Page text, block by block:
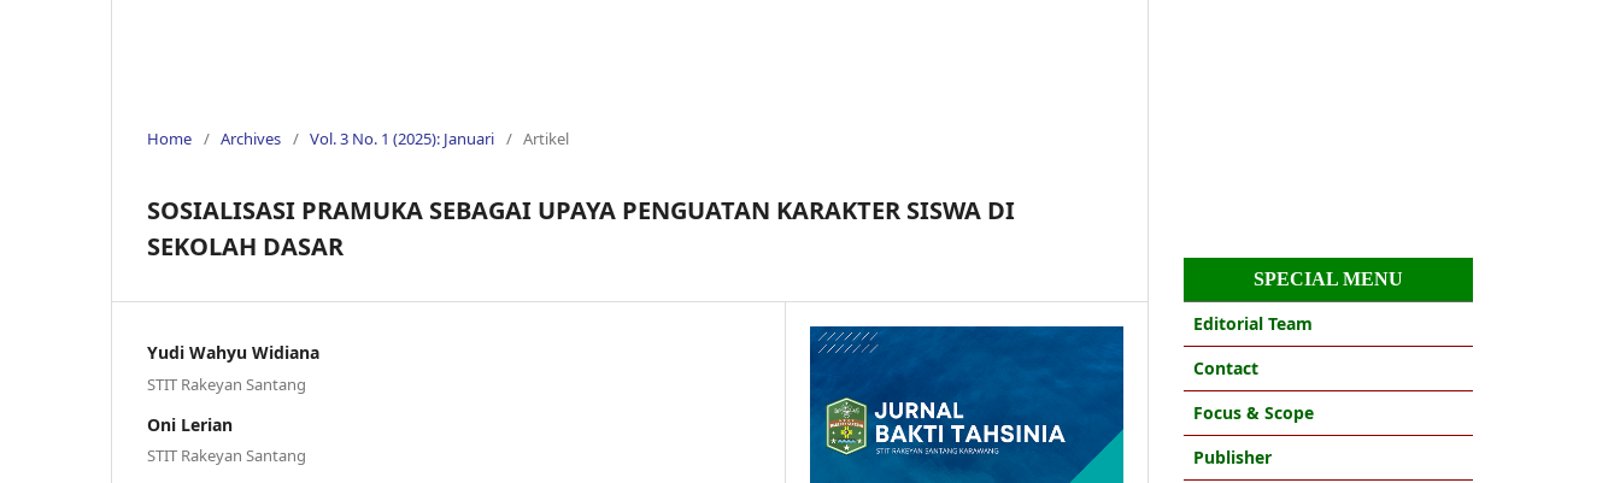
Home / Archives / Vol. 3 No. 1 (2025): Januari / Artikel
SOSIALISASI PRAMUKA SEBAGAI UPAYA PENGUATAN KARAKTER SISWA DI
SEKOLAH DASAR
Yudi Wahyu Widiana
STIT Rakeyan Santang
Oni Lerian
STIT Rakeyan Santang
SPECIAL MENU
Editorial Team
Contact
Focus & Scope
Publisher